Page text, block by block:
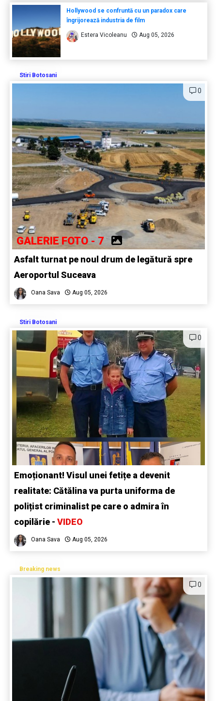
Hollywood se confruntă cu un paradox care
îngrijorează industria de film
Estera Vicoleanu Aug 05, 2026
Stiri Botosani
0
GALERIE FOTO - 7
Asfalt turnat pe noul drum de legătură spre
Aeroportul Suceava
Oana Sava Aug 05, 2026
Stiri Botosani
0
Emoționant! Visul unei fetițe a devenit
realitate: Cătălina va purta uniforma de
polițist criminalist pe care o admira în
copilărie - VIDEO
Oana Sava Aug 05, 2026
Breaking news
0